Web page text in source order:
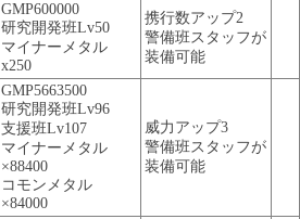
GMP600000
研究開発班Lv50
マイナーメタル
x250
携行数アップ2
警備班スタッフが
装備可能
GMP5663500
研究開発班Lv96
支援班Lv107
マイナーメタル
×88400
コモンメタル
×84000
威力アップ3
警備班スタッフが
装備可能